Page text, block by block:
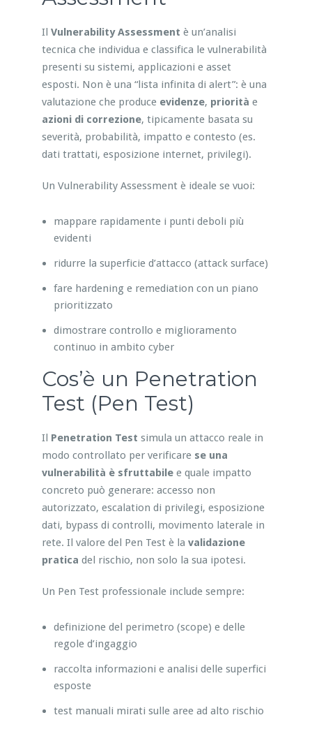
Il Vulnerability Assessment è un’analisi
tecnica che individua e classifica le vulnerabilità
presenti su sistemi, applicazioni e asset
esposti. Non è una “lista infinita di alert”: è una
valutazione che produce evidenze, priorità e
azioni di correzione, tipicamente basata su
severità, probabilità, impatto e contesto (es.
dati trattati, esposizione internet, privilegi).
Un Vulnerability Assessment è ideale se vuoi:
mappare rapidamente i punti deboli più
evidenti
ridurre la superficie d’attacco (attack surface)
fare hardening e remediation con un piano
prioritizzato
dimostrare controllo e miglioramento
continuo in ambito cyber
Cos’è un Penetration
Test (Pen Test)
Il Penetration Test simula un attacco reale in
modo controllato per verificare se una
vulnerabilità è sfruttabilee quale impatto
concreto può generare: accesso non
autorizzato, escalation di privilegi, esposizione
dati, bypass di controlli, movimento laterale in
rete. Il valore del Pen Test è la validazione
pratica del rischio, non solo la sua ipotesi.
Un Pen Test professionale include sempre:
definizione del perimetro (scope) e delle
regole d’ingaggio
raccolta informazioni e analisi delle superfici
esposte
test manuali mirati sulle aree ad alto rischio